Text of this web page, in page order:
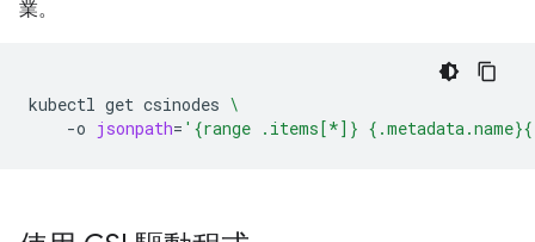
業。
kubectl get csinodes \
-o jsonpath= '{range .items[*]}